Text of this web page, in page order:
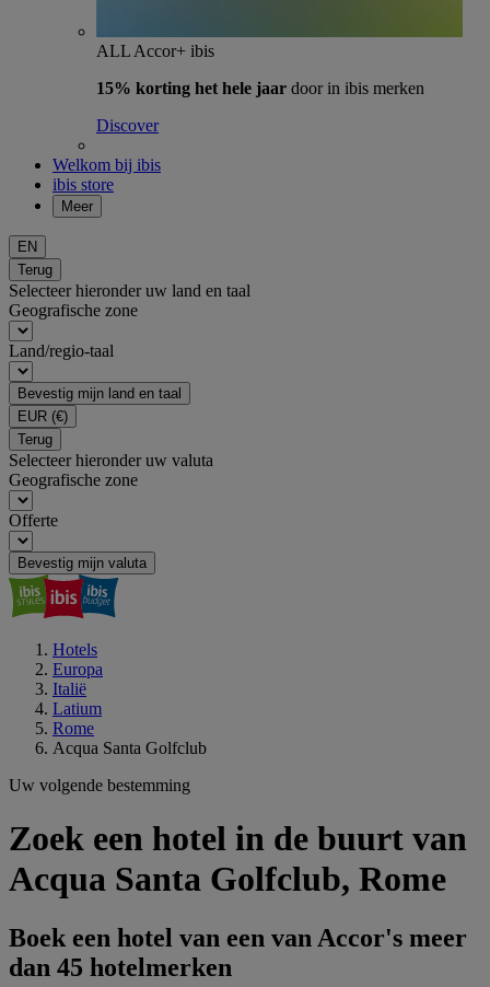
ALL Accor+ ibis
15% korting het hele jaar door in ibis merken
Discover
Welkom bij ibis
ibis store
Meer
EN
Terug
Selecteer hieronder uw land en taal
Geografische zone
Land/regio-taal
Bevestig mijn land en taal
EUR (€)
Terug
Selecteer hieronder uw valuta
Geografische zone
Offerte
Bevestig mijn valuta
Hotels
Europa
Italië
Latium
Rome
Acqua Santa Golfclub
Uw volgende bestemming
Zoek een hotel in de buurt van
Acqua Santa Golfclub, Rome
Boek een hotel van een van Accor's meer
dan 45 hotelmerken